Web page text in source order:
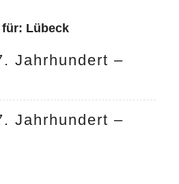
Lübeck
Jahrhundert –
Jahrhundert –